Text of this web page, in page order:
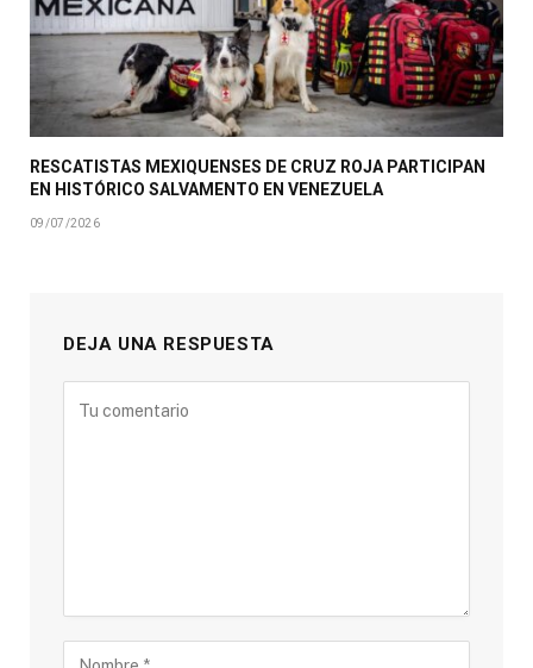
RESCATISTAS MEXIQUENSES DE CRUZ ROJA PARTICIPAN
EN HISTÓRICO SALVAMENTO EN VENEZUELA
09/07/2026
DEJA UNA RESPUESTA